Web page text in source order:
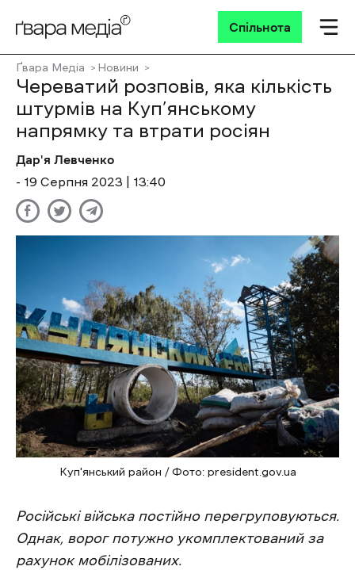
Спільнота
Ґвара Медіа Новини
Череватий розповів, яка кількість
штурмів на Куп’янському
напрямку та втрати росіян
Дар'я Левченко
- 19 Cерпня 2023 | 13:40
Куп'янський район / Фото: president.gov.ua
Російські війська постійно перегруповуються.
Однак, ворог потужно укомплектований за
рахунок мобілізованих.